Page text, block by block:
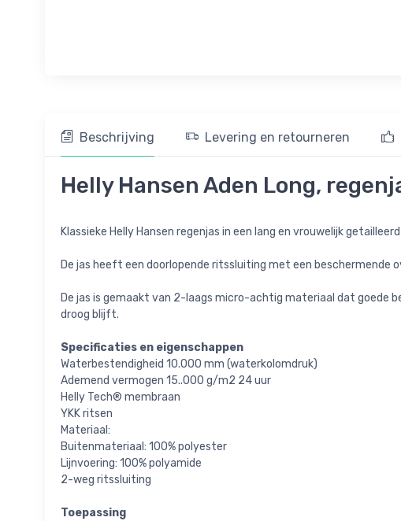
Beschrijving Levering en retourneren
Helly Hansen Aden Long,
Klassieke Helly Hansen regenjas in een lang en vrouwelijk
De jas heeft een doorlopende ritssluiting met een
De jas is gemaakt van 2-laags micro-achtig materiaal dat goede
droog blijft.
Specificaties en eigenschappen
Waterbestendigheid 10.000 mm (waterkolomdruk)
Ademend vermogen 15..000 g/m2 24 uur
Helly Tech® membraan
YKK ritsen
Materiaal:
Buitenmateriaal: 100% polyester
Lijnvoering: 100% polyamide
2-weg ritssluiting
Toepassing